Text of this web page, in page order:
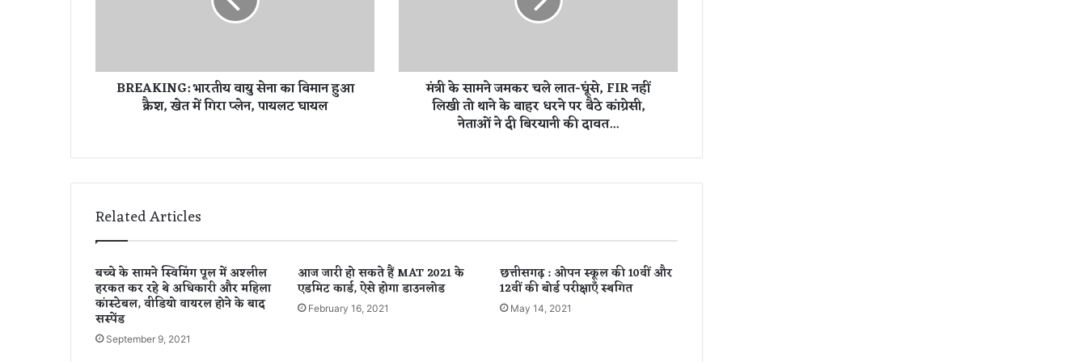
:
वा
का
वि
न
हु
आ
क्रै
श
BREAKING: भारतीय वायु सेना का विमान हुआ
क्रैश, खेत में गिरा प्लेन, पायलट घायल
क
त
F
R
न
मंत्री के सामने जमकर चले लात-घूंसे, FIR नहीं
लिखी तो थाने के बाहर धरने पर बैठे कांग्रेसी,
नेताओं ने दी बिरयानी की दावत...
Related Articles
बच्चे के सामने स्विमिंग पूल में अश्लील
हरकत कर रहे थे अधिकारी और महिला
कांस्टेबल, वीडियो वायरल होने के बाद
सस्पेंड
September 9, 2021
आज जारी हो सकते हैं MAT 2021 के
एडमिट कार्ड, ऐसे होगा डाउनलोड
February 16, 2021
छत्तीसगढ़ : ओपन स्कूल की 10वीं और
12वीं की बोर्ड परीक्षाएँ स्थगित
May 14, 2021